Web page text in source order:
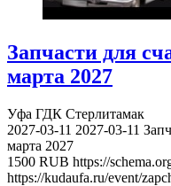
Запчасти для
марта 2027
Уфа ГДК Стерлитамак
2027-03-11 2027-03-11
марта 2027
1500 RUB https://
https://kudaufa.ru/event/